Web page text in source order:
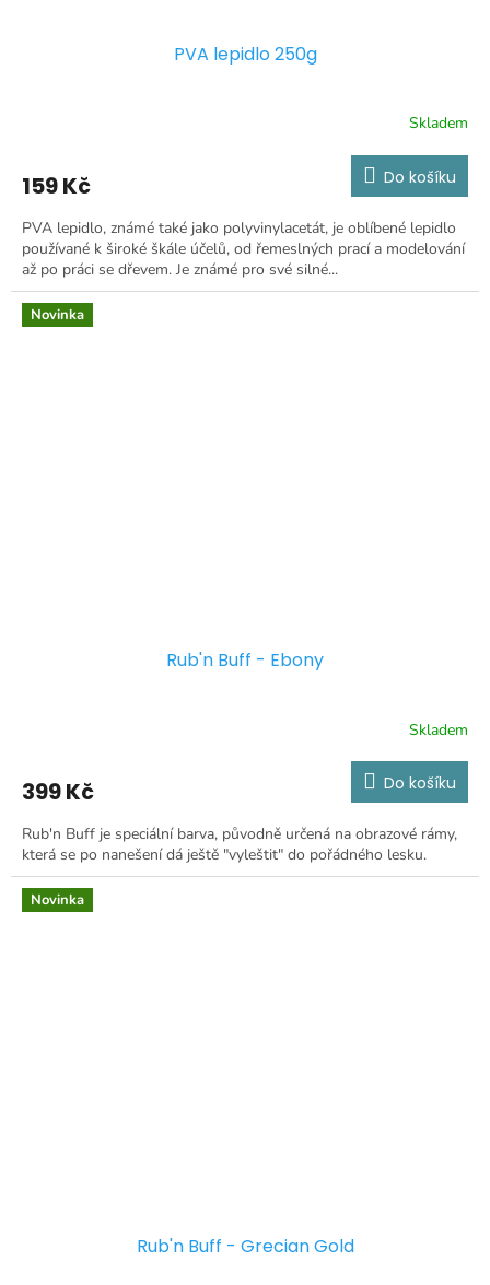
PVA lepidlo 250g
Skladem
159 Kč Do košíku
PVA lepidlo, známé také jako polyvinylacetát, je oblíbené lepidlo
používané k široké škále účelů, od řemeslných prací a modelování
až po práci se dřevem. Je známé pro své silné...
Novinka
Rub'n Buff - Ebony
Skladem
399 Kč Do košíku
Rub'n Buff je speciální barva, původně určená na obrazové rámy,
která se po nanešení dá ještě "vyleštit" do pořádného lesku.
Novinka
Rub'n Buff - Grecian Gold